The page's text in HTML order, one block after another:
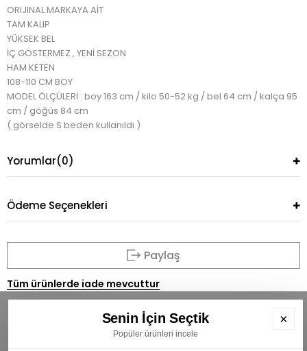
ORIJINAL MARKAYA AİT
TAM KALIP
YÜKSEK BEL
İÇ GÖSTERMEZ , YENİ SEZON
HAM KETEN
108-110 CM BOY
MODEL ÖLÇÜLERİ : boy 163 cm / kilo 50-52 kg / bel 64 cm / kalça 95
cm / göğüs 84 cm
( görselde S beden kullanıldı )
Yorumlar(0)
Ödeme Seçenekleri
Paylaş
Tüm ürünlerde iade mevcuttur
Senin İçin Seçtik
Popüler ürünleri incele
×